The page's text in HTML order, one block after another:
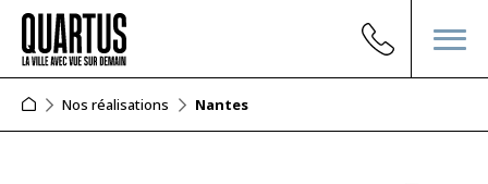
Nos réalisations Nantes